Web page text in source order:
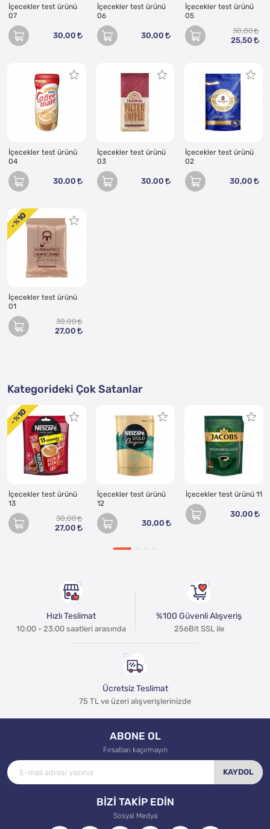
İçecekler test ürünü
07
30,00
İçecekler test ürünü
06
30,00
İçecekler test ürünü
05
30,00
25,50
İçecekler test ürünü
04
30,00
İçecekler test ürünü
03
30,00
İçecekler test ürünü
02
30,00
İçecekler test ürünü
01
30,00
27,00
- %
10
Kategorideki Çok Satanlar
İçecekler test ürünü
13
30,00
27,00
- %
10
İçecekler test ürünü
12
30,00
İçecekler test ürünü 11
30,00
Hızlı Teslimat
10:00 - 23:00 saatleri arasında
%100 Güvenli Alışveriş
256Bit SSL ile
Ücretsiz Teslimat
75 TL ve üzeri alışverişlerinizde
ABONE OL
Fırsatları kaçırmayın
KAYDOL
BİZİ TAKİP EDİN
Sosyal Medya